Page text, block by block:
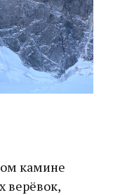
камине
верёвок,